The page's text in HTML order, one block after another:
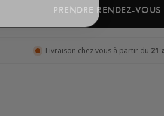
PRENDRE RENDEZ-VOUS
Livraison chez vous à partir du 21